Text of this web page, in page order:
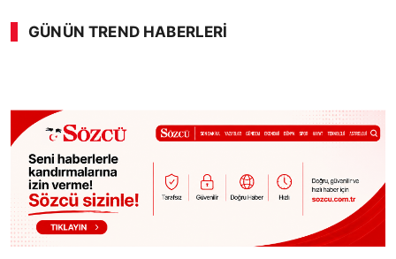
GÜNÜN TREND HABERLERI
00:02 / 03:53